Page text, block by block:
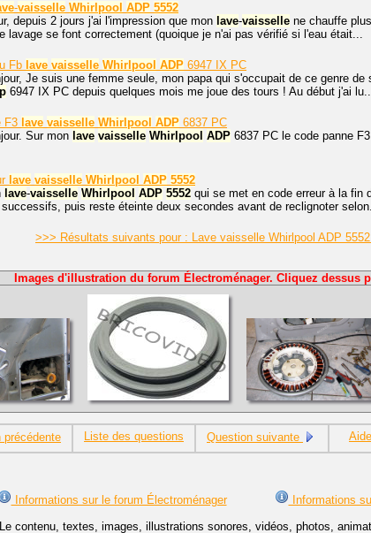
-vaisselle Whirlpool ADP 5552
depuis 2 jours j'ai l'impression que mon lave-vaisselle ne chauffe
lavage se font correctement (quoique je n'ai pas vérifié si l'eau était...
Fb lave vaisselle Whirlpool ADP 6947 IX PC
Je suis une femme seule, mon papa qui s'occupait de ce genre
6947 IX PC depuis quelques mois me joue des tours ! Au début j'ai
F3 lave vaisselle Whirlpool ADP 6837 PC
Sur mon lave vaisselle Whirlpool ADP 6837 PC le code panne
lave vaisselle Whirlpool ADP 5552
lave-vaisselle Whirlpool ADP 5552 qui se met en code erreur à la fin
puis reste éteinte deux secondes avant de reclignoter
>>> Résultats suivants pour : Lave vaisselle Whirlpool ADP
Images d'illustration du forum Électroménager. Cliquez dessus
précédente Liste des questions Question suivante Aide
Informations sur le forum Électroménager Informations
Le contenu, textes, images, illustrations sonores, vidéos, photos,